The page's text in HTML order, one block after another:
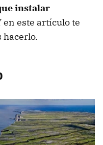
instalar
en este artículo te
hacerlo.